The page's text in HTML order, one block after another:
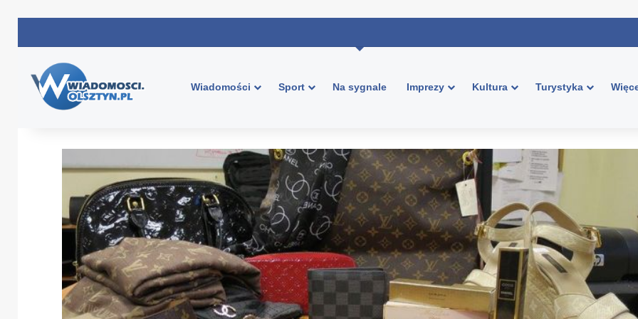
Wiadomości Sport Na sygnale Imprezy Kultura Turystyka